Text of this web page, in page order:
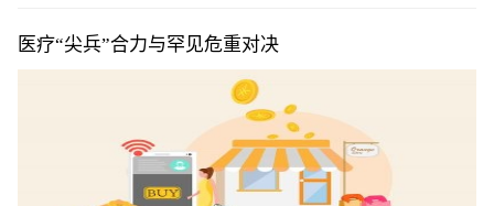
医疗“尖兵”合力与罕见危重对决